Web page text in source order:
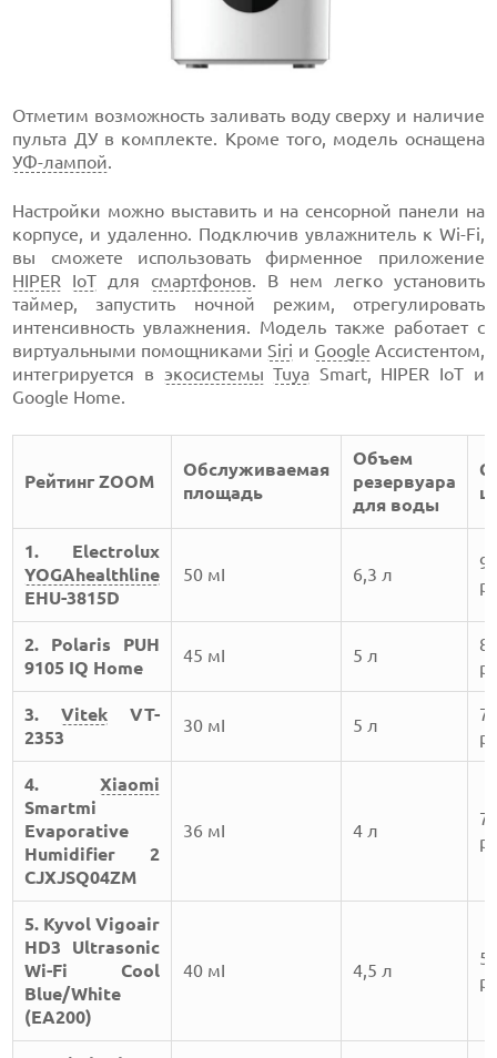
Отметим возможность заливать воду сверху и наличие
пульта ДУ в комплекте. Кроме того, модель оснащена
УФ-лампой.
Настройки можно выставить и на сенсорной панели на
корпусе, и удаленно. Подключив увлажнитель к Wi-Fi,
вы сможете использовать фирменное приложение
HIPER
IoT для смартфонов. В нем легко установить
таймер, запустить ночной режим, отрегулировать
интенсивность увлажнения. Модель также работает с
виртуальными помощникамиSiri и Google Ассистентом,
интегрируется в экосистемы Tuya Smart, HIPER IoT и
Google Home.
Рейтинг ZOOM
Обслуживаемая
площадь
Объем
резервуара
для воды
1. Electrolux
YOGAhealthline
EHU-3815D
50 мІ 6,3 л
2. Polaris PUH
9105 IQ Home
45 мІ 5 л
3.Vitek VT-
2353
30 мІ 5 л
4.Xiaomi
Smartmi
Evaporative
Humidifier 2
CJXJSQ04ZM
36 мІ 4 л
5. Kyvol Vigoair
HD3 Ultrasonic
Wi-Fi Cool
Blue/White
(EA200)
40 мІ 4,5 л